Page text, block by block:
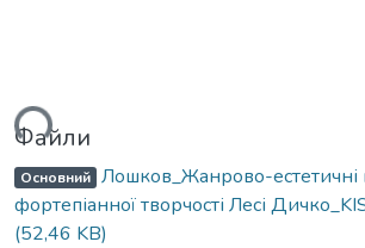
Файли
Основний Лошков_Жанрово-естетичні
фортепіанної творчості Лесі
(52,46 KB)